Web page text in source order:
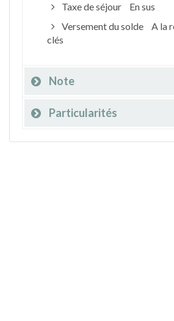
Taxe de séjour
En sus
Versement du solde
A la
clés
Note
Particularités